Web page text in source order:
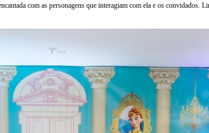
com as personagens que interagiam com ela e os convidados.